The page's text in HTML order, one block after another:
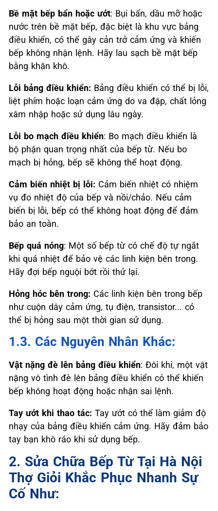
Bề mặt bếp bẩn hoặc ướt: Bụi bẩn, dầu mỡ hoặc
nước trên bề mặt bếp, đặc biệt là khu vực bảng
điều khiển, có thể gây cản trở cảm ứng và khiến
bếp không nhận lệnh. Hãy lau sạch bề mặt bếp
bằng khăn khô.
Lỗi bảng điều khiển: Bảng điều khiển có thể bị lỗi,
liệt phím hoặc loạn cảm ứng do va đập, chất lỏng
xâm nhập hoặc sử dụng lâu ngày.
Lỗi bo mạch điều khiển: Bo mạch điều khiển là
bộ phận quan trọng nhất của bếp từ. Nếu bo
mạch bị hỏng, bếp sẽ không thể hoạt động.
Cảm biến nhiệt bị lỗi: Cảm biến nhiệt có nhiệm
vụ đo nhiệt độ của bếp và nồi/chảo. Nếu cảm
biến bị lỗi, bếp có thể không hoạt động để đảm
bảo an toàn.
Bếp quá nóng: Một số bếp từ có chế độ tự ngắt
khi quá nhiệt để bảo vệ các linh kiện bên trong.
Hãy đợi bếp nguội bớt rồi thử lại.
Hỏng hóc bên trong: Các linh kiện bên trong bếp
như cuộn dây cảm ứng, tụ điện, transistor... có
thể bị hỏng sau một thời gian sử dụng.
1.3. Các Nguyên Nhân Khác:
Vật nặng đè lên bảng điều khiển: Đôi khi, một vật
nặng vô tình đè lên bảng điều khiển có thể khiến
bếp không hoạt động hoặc nhận sai lệnh.
Tay ướt khi thao tác: Tay ướt có thể làm giảm độ
nhạy của bảng điều khiển cảm ứng. Hãy đảm bảo
tay bạn khô ráo khi sử dụng bếp.
2. Sửa Chữa Bếp Từ Tại Hà Nội
Thợ Giỏi Khắc Phục Nhanh Sự
Cố Như: